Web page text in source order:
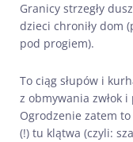
Granicy strzegły
dzieci chroniły dom
pod progiem).
To ciąg słupów i
z obmywania zwłok
Ogrodzenie zatem
(!) tu klątwa (czyli: